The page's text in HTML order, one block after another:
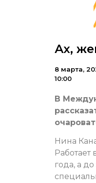
Ах,
8 марта,
10:00
В
Нина
года, а